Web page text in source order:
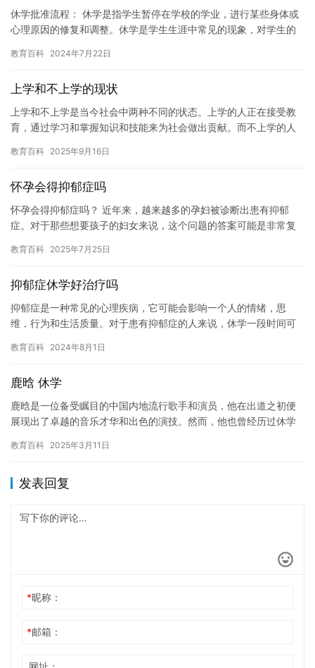
休学批准流程： 休学是指学生暂停在学校的学业，进行某些身体或
心理原因的修复和调整。休学是学生生涯中常见的现象，对学生的
教育百科 2024年7月22日
上学和不上学的现状
上学和不上学是当今社会中两种不同的状态。上学的人正在接受教
育，通过学习和掌握知识和技能来为社会做出贡献。而不上学的人
获得…
教育百科 2025年9月16日
怀孕会得抑郁症吗
怀孕会得抑郁症吗？ 近年来，越来越多的孕妇被诊断出患有抑郁
症。对于那些想要孩子的妇女来说，这个问题的答案可能是非常复
抑郁症…
教育百科 2025年7月25日
抑郁症休学好治疗吗
抑郁症是一种常见的心理疾病，它可能会影响一个人的情绪，思
维，行为和生活质量。对于患有抑郁症的人来说，休学一段时间可
吗？ 抑郁…
教育百科 2024年8月1日
鹿晗 休学
鹿晗是一位备受瞩目的中国内地流行歌手和演员，他在出道之初便
展现出了卓越的音乐才华和出色的演技。然而，他也曾经历过休学
折点。…
教育百科 2025年3月11日
发表回复
*昵称：
*邮箱：